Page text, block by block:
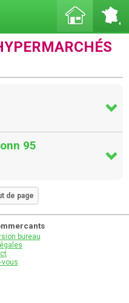
95
de page
bureau
vous